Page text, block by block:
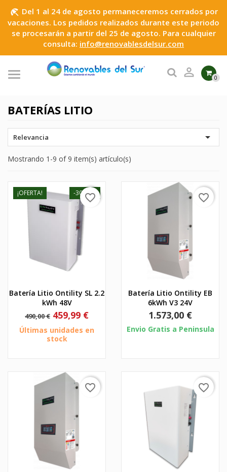
beach_access Del 1 al 24 de agosto permaneceremos cerrados por
vacaciones. Los pedidos realizados durante este periodo
se procesarán a partir del 25 de agosto. Para cualquier
consulta: info@renovablesdelsur.com
 0
BATERÍAS LITIO
Relevancia 
Mostrando 1-9 of 9 item(s) artículo(s)
¡OFERTA!
Batería Litio Ontility SL 2.2
kWh 48V
Precio
base
490,00 €
-30,01 €
Precio
459,99 €
Últimas unidades en
stock
favorite_border
Batería Litio Ontility EB
6kWh V3 24V
Precio
1.573,00 €
Envio Gratis a Peninsula
favorite_border
favorite_border favorite_border